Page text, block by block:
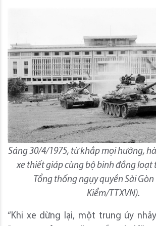
Sáng 30/4/1975, từ khắp mọi hướng,
xe thiết giáp cùng bộ binh đồng loạt
Tổng thống ngụy quyền Sài
Kiểm/TTXVN).
“Khi xe dừng lại, một trung úy